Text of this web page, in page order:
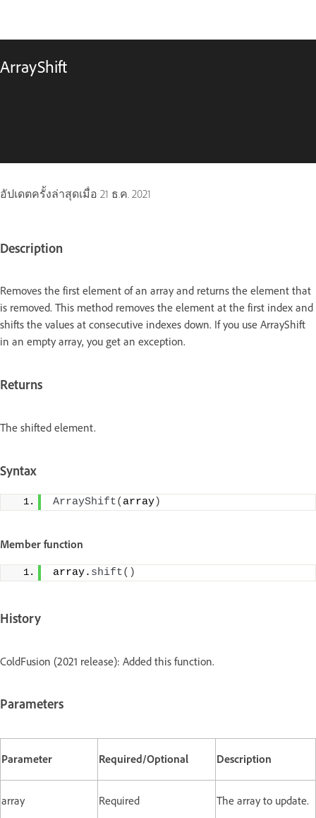
ArrayShift
อัปเดตครั้งล่าสุดเมื่อ 21 ธ.ค. 2021
Description
Removes the first element of an array and returns the element that
is removed. This method removes the element at the first index and
shifts the values at consecutive indexes down. If you use ArrayShift
in an empty array, you get an exception.
Returns
The shifted element.
Syntax
ArrayShift( array)
Member function
array. shift()
History
ColdFusion (2021 release): Added this function.
Parameters
Parameter Required/Optional Description
array Required The array to update.